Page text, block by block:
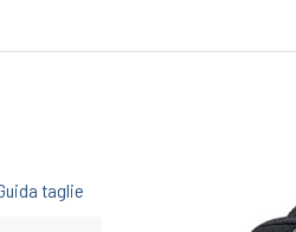
taglie